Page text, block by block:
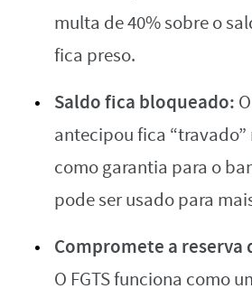
multa de 40% sobre o
fica preso.
Saldo fica bloqueado:
antecipou fica “travado”
como garantia para o
pode ser usado para
Compromete a reserva
O FGTS funciona como